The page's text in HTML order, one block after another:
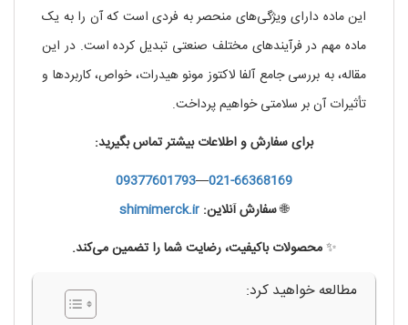
این ماده دارای ویژگی‌های منحصر به فردی است که آن را به یک
ماده مهم در فرآیندهای مختلف صنعتی تبدیل کرده است. در این
مقاله، به بررسی جامع آلفا لاکتوز مونو هیدرات، خواص، کاربردها و
تأثیرات آن بر سلامتی خواهیم پرداخت.
برای سفارش و اطلاعات بیشتر تماس بگیرید:
021-66368169
—
09377601793
🌐سفارش آنلاین: shimimerck.ir
✨محصولات باکیفیت، رضایت شما را تضمین می‌کند.
مطالعه خواهید کرد: